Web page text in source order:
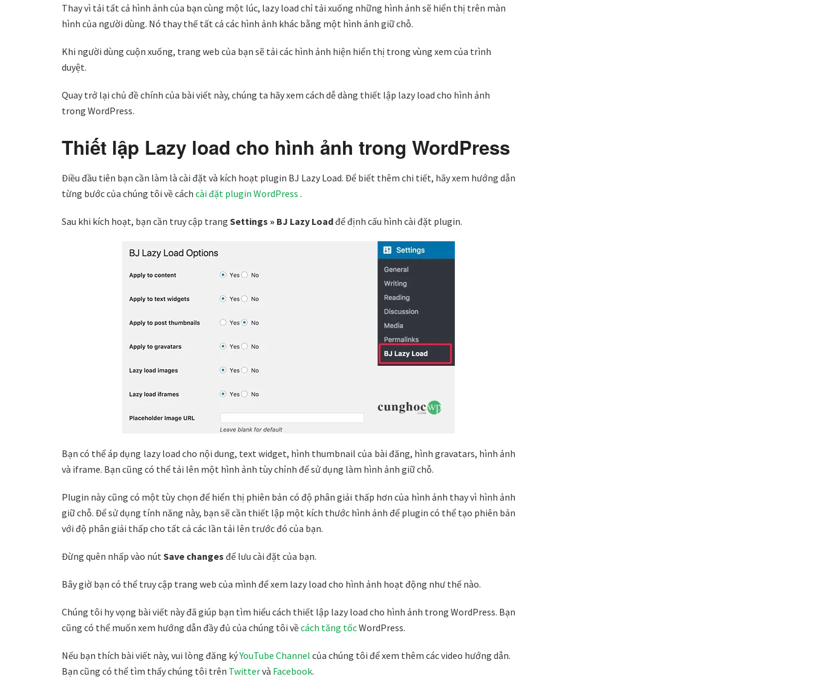
Thay vì tải tất cả hình ảnh của bạn cùng một lúc, lazy load chỉ tải xuống những hình ảnh sẽ hiển thị trên màn
hình của người dùng. Nó thay thế tất cả các hình ảnh khác bằng một hình ảnh giữ chỗ.
Khi người dùng cuộn xuống, trang web của bạn sẽ tải các hình ảnh hiện hiển thị trong vùng xem của trình
duyệt.
Quay trở lại chủ đề chính của bài viết này, chúng ta hãy xem cách dễ dàng thiết lập lazy load cho hình ảnh
trong WordPress.
Thiết lập Lazy load cho hình ảnh trong WordPress
Điều đầu tiên bạn cần làm là cài đặt và kích hoạt plugin BJ Lazy Load. Để biết thêm chi tiết, hãy xem hướng dẫn
từng bước của chúng tôi về cách cài đặt plugin WordPress .
Sau khi kích hoạt, bạn cần truy cập trang Settings » BJ Lazy Loadđể định cấu hình cài đặt plugin.
Bạn có thể áp dụng lazy load cho nội dung, text widget, hình thumbnail của bài đăng, hình gravatars, hình ảnh
và iframe. Bạn cũng có thể tải lên một hình ảnh tùy chỉnh để sử dụng làm hình ảnh giữ chỗ.
Plugin này cũng có một tùy chọn để hiển thị phiên bản có độ phân giải thấp hơn của hình ảnh thay vì hình ảnh
giữ chỗ. Để sử dụng tính năng này, bạn sẽ cần thiết lập một kích thước hình ảnh để plugin có thể tạo phiên bản
với độ phân giải thấp cho tất cả các lần tải lên trước đó của bạn.
Đừng quên nhấp vào nút Save changes để lưu cài đặt của bạn.
Bây giờ bạn có thể truy cập trang web của mình để xem lazy load cho hình ảnh hoạt động như thế nào.
Chúng tôi hy vọng bài viết này đã giúp bạn tìm hiểu cách thiết lập lazy load cho hình ảnh trong WordPress. Bạn
cũng có thể muốn xem hướng dẫn đầy đủ của chúng tôi vềcách tăng tốcWordPress.
Nếu bạn thích bài viết này, vui lòng đăng kýYouTube Channel của chúng tôi để xem thêm các video hướng dẫn.
Bạn cũng có thể tìm thấy chúng tôi trên Twittervà Facebook.